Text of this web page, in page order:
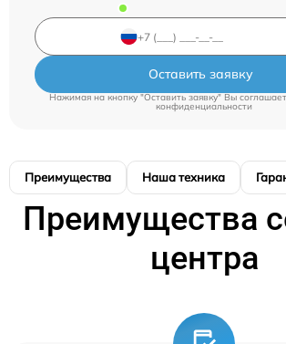
Оставить заявку
Нажимая на кнопку "Оставить заявку" Вы
конфиденциальности
Преимущества Наша техника
Преимущества
центра